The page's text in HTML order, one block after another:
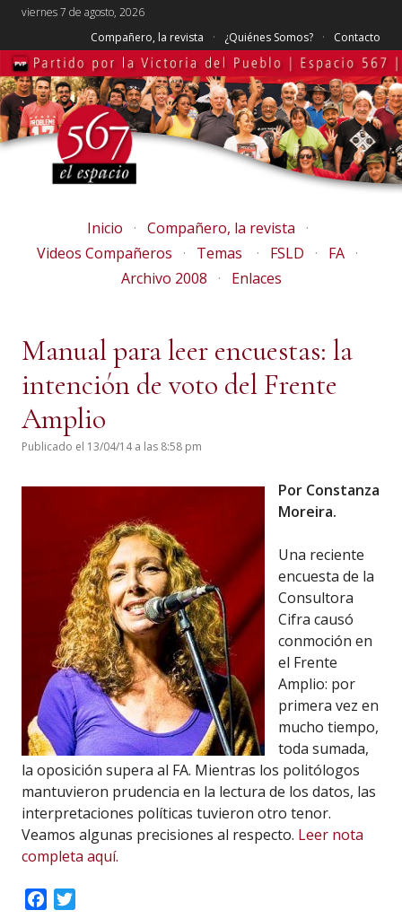
viernes 7 de agosto, 2026
Compañero, la revista
¿Quiénes Somos? Contacto
Inicio
Compañero, la revista
Videos Compañeros
Temas FSLD
FA
Archivo 2008
Enlaces
Manual para leer encuestas: la
intención de voto del Frente
Amplio
Publicado el 13/04/14 a las 8:58 pm
Por Constanza
Moreira.
Una reciente
encuesta de la
Consultora
Cifra causó
conmoción en
el Frente
Amplio: por
primera vez en
mucho tiempo,
toda sumada,
la oposición supera al FA. Mientras los politólogos
mantuvieron prudencia en la lectura de los datos, las
interpretaciones políticas tuvieron otro tenor.
Veamos algunas precisiones al respecto. Leer nota
completa aquí.
Facebook